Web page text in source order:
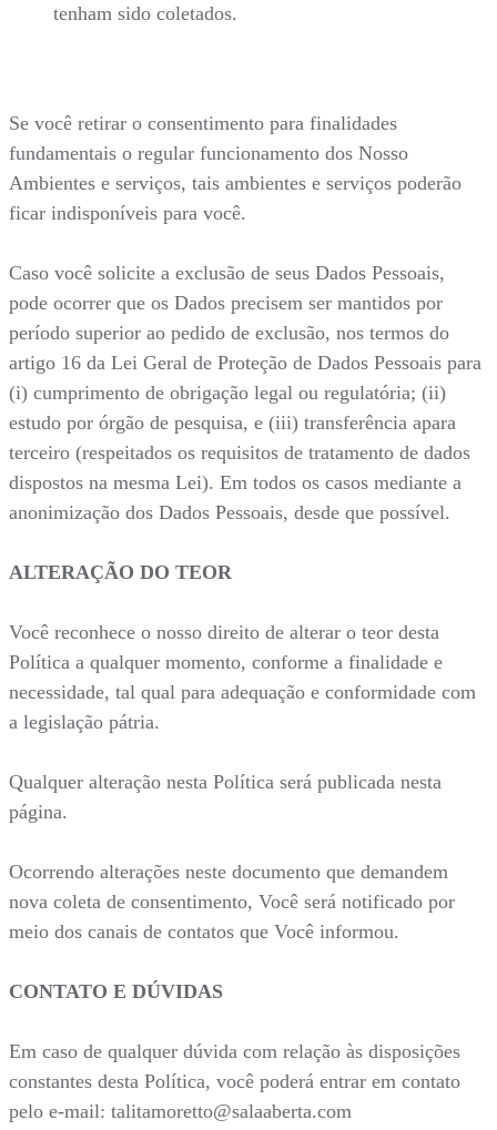
tenham sido coletados.
Se você retirar o consentimento para finalidades
fundamentais o regular funcionamento dos Nosso
Ambientes e serviços, tais ambientes e serviços poderão
ficar indisponíveis para você.
Caso você solicite a exclusão de seus Dados Pessoais,
pode ocorrer que os Dados precisem ser mantidos por
período superior ao pedido de exclusão, nos termos do
artigo 16 da Lei Geral de Proteção de Dados Pessoais para
(i) cumprimento de obrigação legal ou regulatória; (ii)
estudo por órgão de pesquisa, e (iii) transferência apara
terceiro (respeitados os requisitos de tratamento de dados
dispostos na mesma Lei). Em todos os casos mediante a
anonimização dos Dados Pessoais, desde que possível.
ALTERAÇÃO DO TEOR
Você reconhece o nosso direito de alterar o teor desta
Política a qualquer momento, conforme a finalidade e
necessidade, tal qual para adequação e conformidade com
a legislação pátria.
Qualquer alteração nesta Política será publicada nesta
página.
Ocorrendo alterações neste documento que demandem
nova coleta de consentimento, Você será notificado por
meio dos canais de contatos que Você informou.
CONTATO E DÚVIDAS
Em caso de qualquer dúvida com relação às disposições
constantes desta Política, você poderá entrar em contato
pelo e-mail: talitamoretto@salaaberta.com